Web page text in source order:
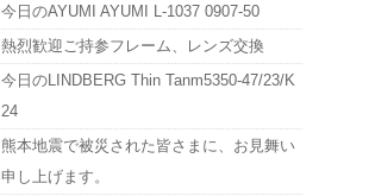
今日のAYUMI AYUMI L-1037 0907-50
熱烈歓迎ご持参フレーム、レンズ交換
今日のLINDBERG Thin Tanm5350-47/23/K
24
熊本地震で被災された皆さまに、お見舞い
申し上げます。